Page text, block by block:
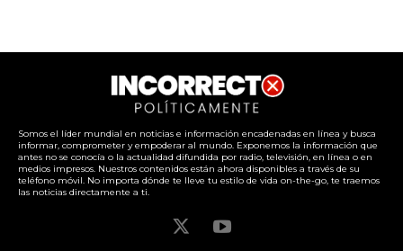
Somos el líder mundial en noticias e información encadenadas en línea y busca
informar, comprometer y empoderar al mundo. Exponemos la información que
antes no se conocía o la actualidad difundida por radio, televisión, en línea o en
medios impresos. Nuestros contenidos están ahora disponibles a través de su
teléfono móvil. No importa dónde te lleve tu estilo de vida on-the-go, te traemos
las noticias directamente a ti.